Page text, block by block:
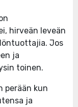
hirveän leveän
Jos
ja
toinen.
perään kun
ja